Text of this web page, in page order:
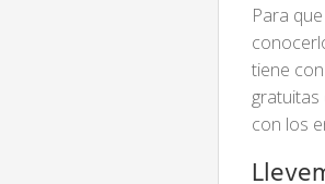
Para
tiene
con los